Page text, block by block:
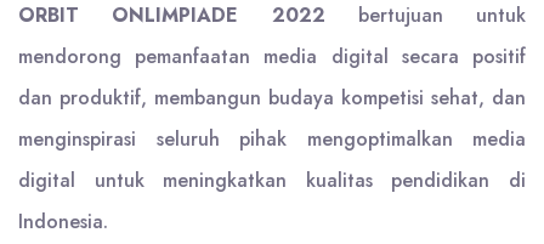
ORBIT ONLIMPIADE 2022 bertujuan untuk
mendorong pemanfaatan media digital secara positif
dan produktif, membangun budaya kompetisi sehat, dan
menginspirasi seluruh pihak mengoptimalkan media
digital untuk meningkatkan kualitas pendidikan di
Indonesia.